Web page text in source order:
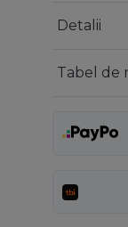
Detalii
Tabel de